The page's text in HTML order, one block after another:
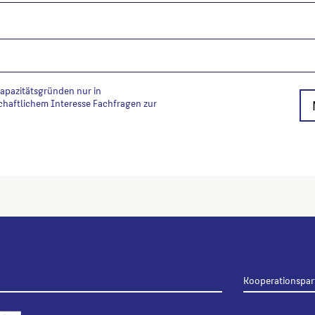
nur in
Interesse Fachfragen zur